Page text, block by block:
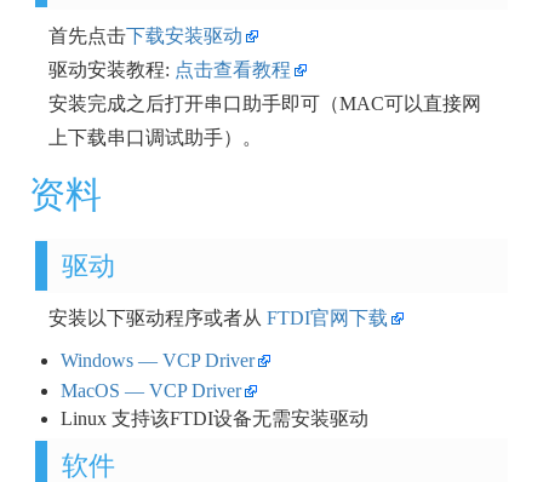
首先点击下载安装驱动
驱动安装教程: 点击查看教程
安装完成之后打开串口助手即可（MAC可以直接网
上下载串口调试助手）。
资料
驱动
安装以下驱动程序或者从 FTDI官网下载
Windows — VCP Driver
MacOS — VCP Driver
Linux 支持该FTDI设备无需安装驱动
软件